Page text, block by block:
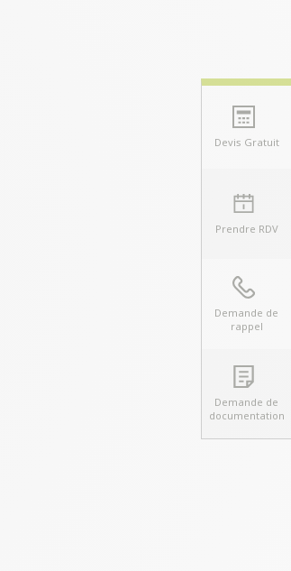
vos Options
Devis Gratuit
Prendre RDV
Demande de
rappel
Demande de
documentation